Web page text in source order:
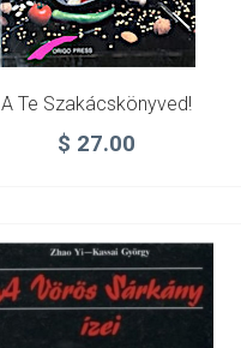
A Te Szakácskönyved!
$ 27.00